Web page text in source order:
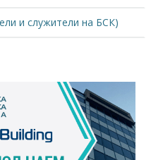
и служители на БСК)